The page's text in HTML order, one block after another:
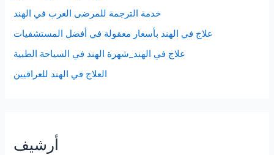
خدمة الترجمة للمرضى العرب في الهند
علاج في الهند بأسعار معقولة في أفضل المستشفيات
علاج في الهند_شهرة الهند في السياحة الطبية
العلاج في الهند للعراقيين
أرشيف